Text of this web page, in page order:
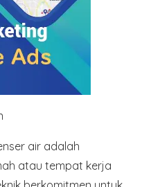
air adalah
atau tempat kerja